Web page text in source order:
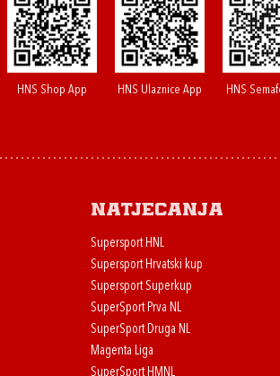
HNS Shop App HNS Ulaznice App HNS
Natjecanja
Supersport HNL
Supersport Hrvatski kup
Supersport Superkup
SuperSport Prva NL
SuperSport Druga NL
Magenta Liga
SuperSport HMNL